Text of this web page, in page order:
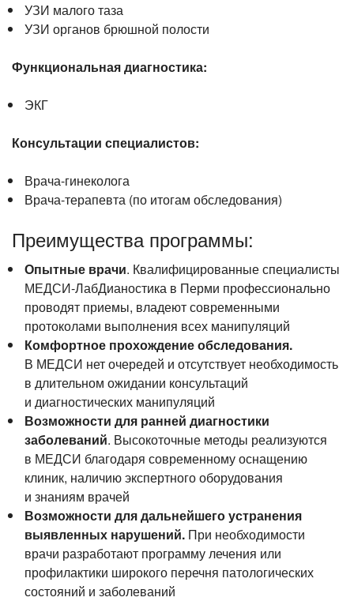
УЗИ малого таза
УЗИ органов брюшной полости
Функциональная диагностика:
ЭКГ
Консультации специалистов:
Врача-гинеколога
Врача-терапевта (по итогам обследования)
Преимущества программы:
Опытные врачи. Квалифицированные специалисты
МЕДСИ-ЛабДианостика в Перми профессионально
проводят приемы, владеют современными
протоколами выполнения всех манипуляций
Комфортное прохождение обследования.
В МЕДСИ нет очередей и отсутствует необходимость
в длительном ожидании консультаций
и диагностических манипуляций
Возможности для ранней диагностики
заболеваний. Высокоточные методы реализуются
в МЕДСИ благодаря современному оснащению
клиник, наличию экспертного оборудования
и знаниям врачей
Возможности для дальнейшего устранения
выявленных нарушений. При необходимости
врачи разработают программу лечения или
профилактики широкого перечня патологических
состояний и заболеваний